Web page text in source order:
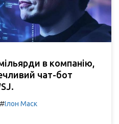
в компанію,
чат-бот
#Ілон Маск